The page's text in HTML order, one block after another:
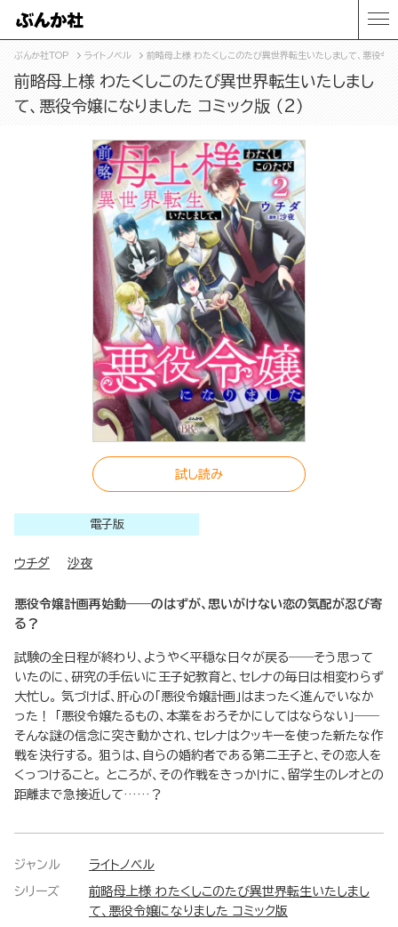
ぶんか社TOP ライトノベル 前略母上様 わたくしこのたび異世界転生いたしまして、悪役令嬢
前略母上様 わたくしこのたび異世界転生いたしまし
て、悪役令嬢になりました コミック版 （2）
試し読み
電子版
ウチダ 沙夜
悪役令嬢計画再始動――のはずが、思いがけない恋の気配が忍び寄
る？
試験の全日程が終わり、ようやく平穏な日々が戻る――そう思って
いたのに、研究の手伝いに王子妃教育と、セレナの毎日は相変わらず
大忙し。 気づけば、肝心の「悪役令嬢計画」はまったく進んでいなか
った！ 「悪役令嬢たるもの、本業をおろそかにしてはならない」――
そんな謎の信念に突き動かされ、セレナはクッキーを使った新たな作
戦を決行する。 狙うは、自らの婚約者である第二王子と、その恋人を
くっつけること。 ところが、その作戦をきっかけに、留学生のレオとの
距離まで急接近して……？
ジャンル ライトノベル
シリーズ
前略母上様 わたくしこのたび異世界転生いたしまし
て、悪役令嬢になりました コミック版